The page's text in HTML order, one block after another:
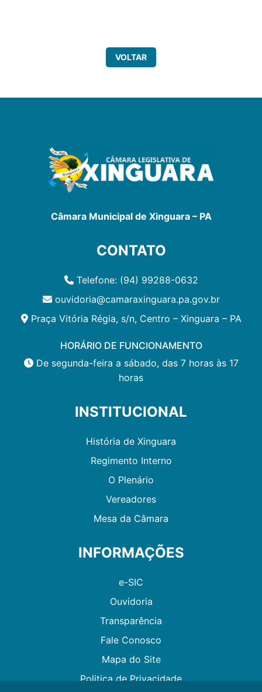
VOLTAR
Câmara Municipal de Xinguara – PA
CONTATO
Telefone: (94) 99288-0632
ouvidoria@camaraxinguara.pa.gov.br
Praça Vitória Régia, s/n, Centro – Xinguara – PA
HORÁRIO DE FUNCIONAMENTO
De segunda-feira a sábado, das 7 horas às 17
horas
INSTITUCIONAL
História de Xinguara
Regimento Interno
O Plenário
Vereadores
Mesa da Câmara
INFORMAÇÕES
e-SIC
Ouvidoria
Transparência
Fale Conosco
Mapa do Site
Politica de Privacidade